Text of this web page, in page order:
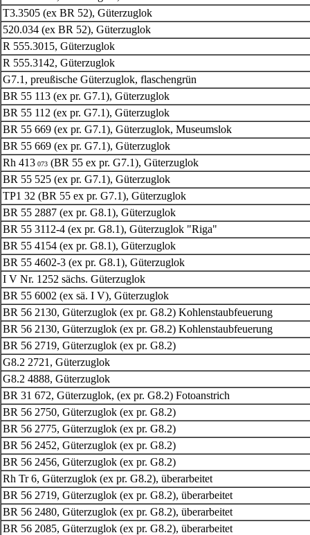
T3.3505 (ex BR 52), Güterzuglok
520.034 (ex BR 52), Güterzuglok
R 555.3015, Güterzuglok
R 555.3142, Güterzuglok
G7.1, preußische Güterzuglok, flaschengrün
BR 55 113 (ex pr. G7.1), Güterzuglok
BR 55 112 (ex pr. G7.1), Güterzuglok
BR 55 669 (ex pr. G7.1), Güterzuglok, Museumslok
BR 55 669 (ex pr. G7.1), Güterzuglok
Rh 413 073 (BR 55 ex pr. G7.1), Güterzuglok
BR 55 525 (ex pr. G7.1), Güterzuglok
TP1 32 (BR 55 ex pr. G7.1), Güterzuglok
BR 55 2887 (ex pr. G8.1), Güterzuglok
BR 55 3112-4 (ex pr. G8.1), Güterzuglok "Riga"
BR 55 4154 (ex pr. G8.1), Güterzuglok
BR 55 4602-3 (ex pr. G8.1), Güterzuglok
I V Nr. 1252 sächs. Güterzuglok
BR 55 6002 (ex sä. I V), Güterzuglok
BR 56 2130, Güterzuglok (ex pr. G8.2) Kohlenstaubfeuerung
BR 56 2130, Güterzuglok (ex pr. G8.2) Kohlenstaubfeuerung
BR 56 2719, Güterzuglok (ex pr. G8.2)
G8.2 2721, Güterzuglok
G8.2 4888, Güterzuglok
BR 31 672, Güterzuglok, (ex pr. G8.2) Fotoanstrich
BR 56 2750, Güterzuglok (ex pr. G8.2)
BR 56 2775, Güterzuglok (ex pr. G8.2)
BR 56 2452, Güterzuglok (ex pr. G8.2)
BR 56 2456, Güterzuglok (ex pr. G8.2)
Rh Tr 6, Güterzuglok (ex pr. G8.2), überarbeitet
BR 56 2719, Güterzuglok (ex pr. G8.2), überarbeitet
BR 56 2480, Güterzuglok (ex pr. G8.2), überarbeitet
BR 56 2085, Güterzuglok (ex pr. G8.2), überarbeitet